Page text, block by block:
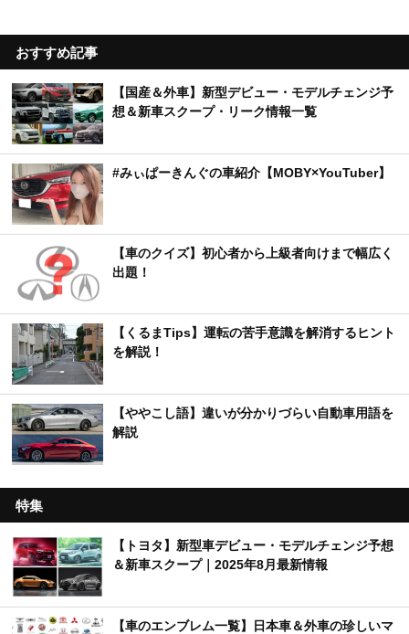
おすすめ記事
【国産＆外車】新型デビュー・モデルチェンジ予
想＆新車スクープ・リーク情報一覧
#みぃぱーきんぐの車紹介【MOBY×YouTuber】
【車のクイズ】初心者から上級者向けまで幅広く
出題！
【くるまTips】運転の苦手意識を解消するヒント
を解説！
【ややこし語】違いが分かりづらい自動車用語を
解説
特集
【トヨタ】新型車デビュー・モデルチェンジ予想
＆新車スクープ｜2025年8月最新情報
【車のエンブレム一覧】日本車＆外車の珍しいマ